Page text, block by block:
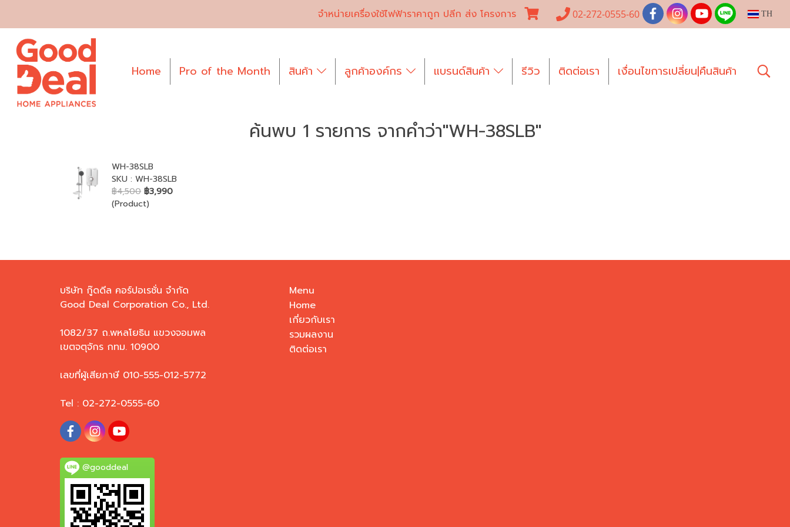
จำหน่ายเครื่องใช้ไฟฟ้าราคาถูก ปลีก ส่ง โครงการ 02-272-0555-60 TH
Home Pro of the Month สินค้า ลูกค้าองค์กร แบรนด์สินค้า รีวิว ติดต่อเรา เงื่อนไขการเปลี่ยน|คืนสินค้า
ค้นพบ 1 รายการ จากคำว่า"WH-38SLB"
WH-38SLB
SKU : WH-38SLB
฿4,500 ฿3,990
(Product)
บริษัท กู๊ดดีล คอร์ปอเรชั่น จำกัด
Good Deal Corporation Co., Ltd.
1082/37 ถ.พหลโยธิน แขวงจอมพล
เขตจตุจักร กทม. 10900
เลขที่ผู้เสียภาษี 010-555-012-5772
Tel : 02-272-0555-60
@gooddeal
Menu
Home
เกี่ยวกับเรา
รวมผลงาน
ติดต่อเรา